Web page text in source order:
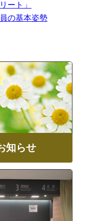
ート」
の基本姿勢
知らせ